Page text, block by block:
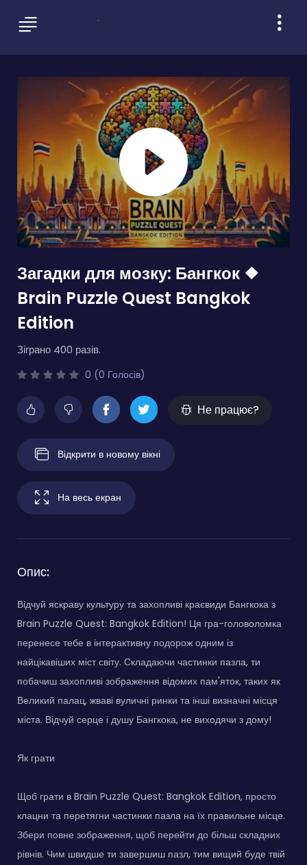
Загадки для мозку: Бангкок ❖
Brain Puzzle Quest Bangkok
Edition
Зіграно 400 разів.
0 (0 Голосів)
Не працює?
Відкрити в новому вікні
На весь екран
Опис:
Відчуй яскраву культуру та захопливі краєвиди Бангкока з
Brain Puzzle Quest: Bangkok Edition! Ця гра-головоломка
перенесе тебе в інтерактивну подорож одним із
найцікавіших міст світу. Складаючи частинки пазла, ти
побачиш захопливі зображення відомих пам'яток, таких як
Великий палац, жваві вуличні ринки та інші визначні місця
міста. Відчуй серце і душу Бангкока, не виходячи з дому!
Як грати
Щоб грати в Brain Puzzle Quest: Bangkok Edition, просто
клацни та перетягни частинки пазла на їх правильне місце.
Збери повне зображення, щоб перейти до більш складних
рівнів. Чим швидше ти завершиш пазл, тим вищий буде твій